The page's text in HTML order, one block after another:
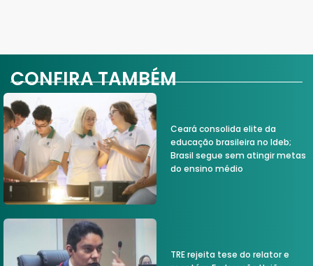
CONFIRA TAMBÉM
Ceará consolida elite da
educação brasileira no Ideb;
Brasil segue sem atingir metas
do ensino médio
TRE rejeita tese do relator e